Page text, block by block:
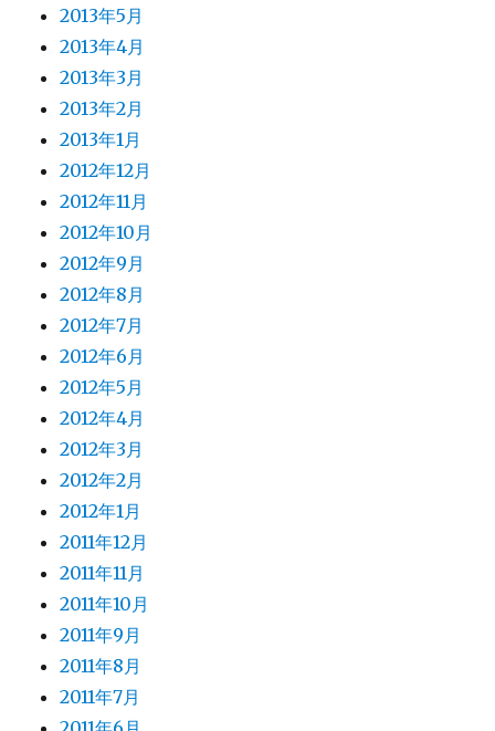
2013年5月
2013年4月
2013年3月
2013年2月
2013年1月
2012年12月
2012年11月
2012年10月
2012年9月
2012年8月
2012年7月
2012年6月
2012年5月
2012年4月
2012年3月
2012年2月
2012年1月
2011年12月
2011年11月
2011年10月
2011年9月
2011年8月
2011年7月